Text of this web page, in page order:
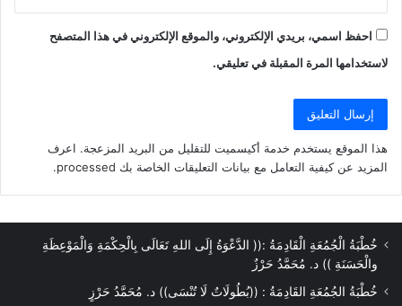
احفظ اسمي، بريدي الإلكتروني، والموقع الإلكتروني في هذا المتصفح
لاستخدامها المرة المقبلة في تعليقي.
هذا الموقع يستخدم خدمة أكيسميت للتقليل من البريد المزعجة. اعرف
المزيد عن كيفية التعامل مع بيانات التعليقات الخاصة بك processed
.
خُطْبَةُ الْجُمُعَةِ الْقَادِمَةُ :(( الدَّعْوَةُ إِلَى اللهِ تَعَالَى بِالْحِكْمَةِ وَالْمَوْعِظَةِ
والْحَسَنَةِ )) د. مُحَمَّدُ حَرْزٌ
خُطْبَةُ الجُمُعَةِ القَادِمَةُ : ((بُطُولَاتٌ لَا تُنْسَى)) د. مُحَمَّدُ حَرْزٍ